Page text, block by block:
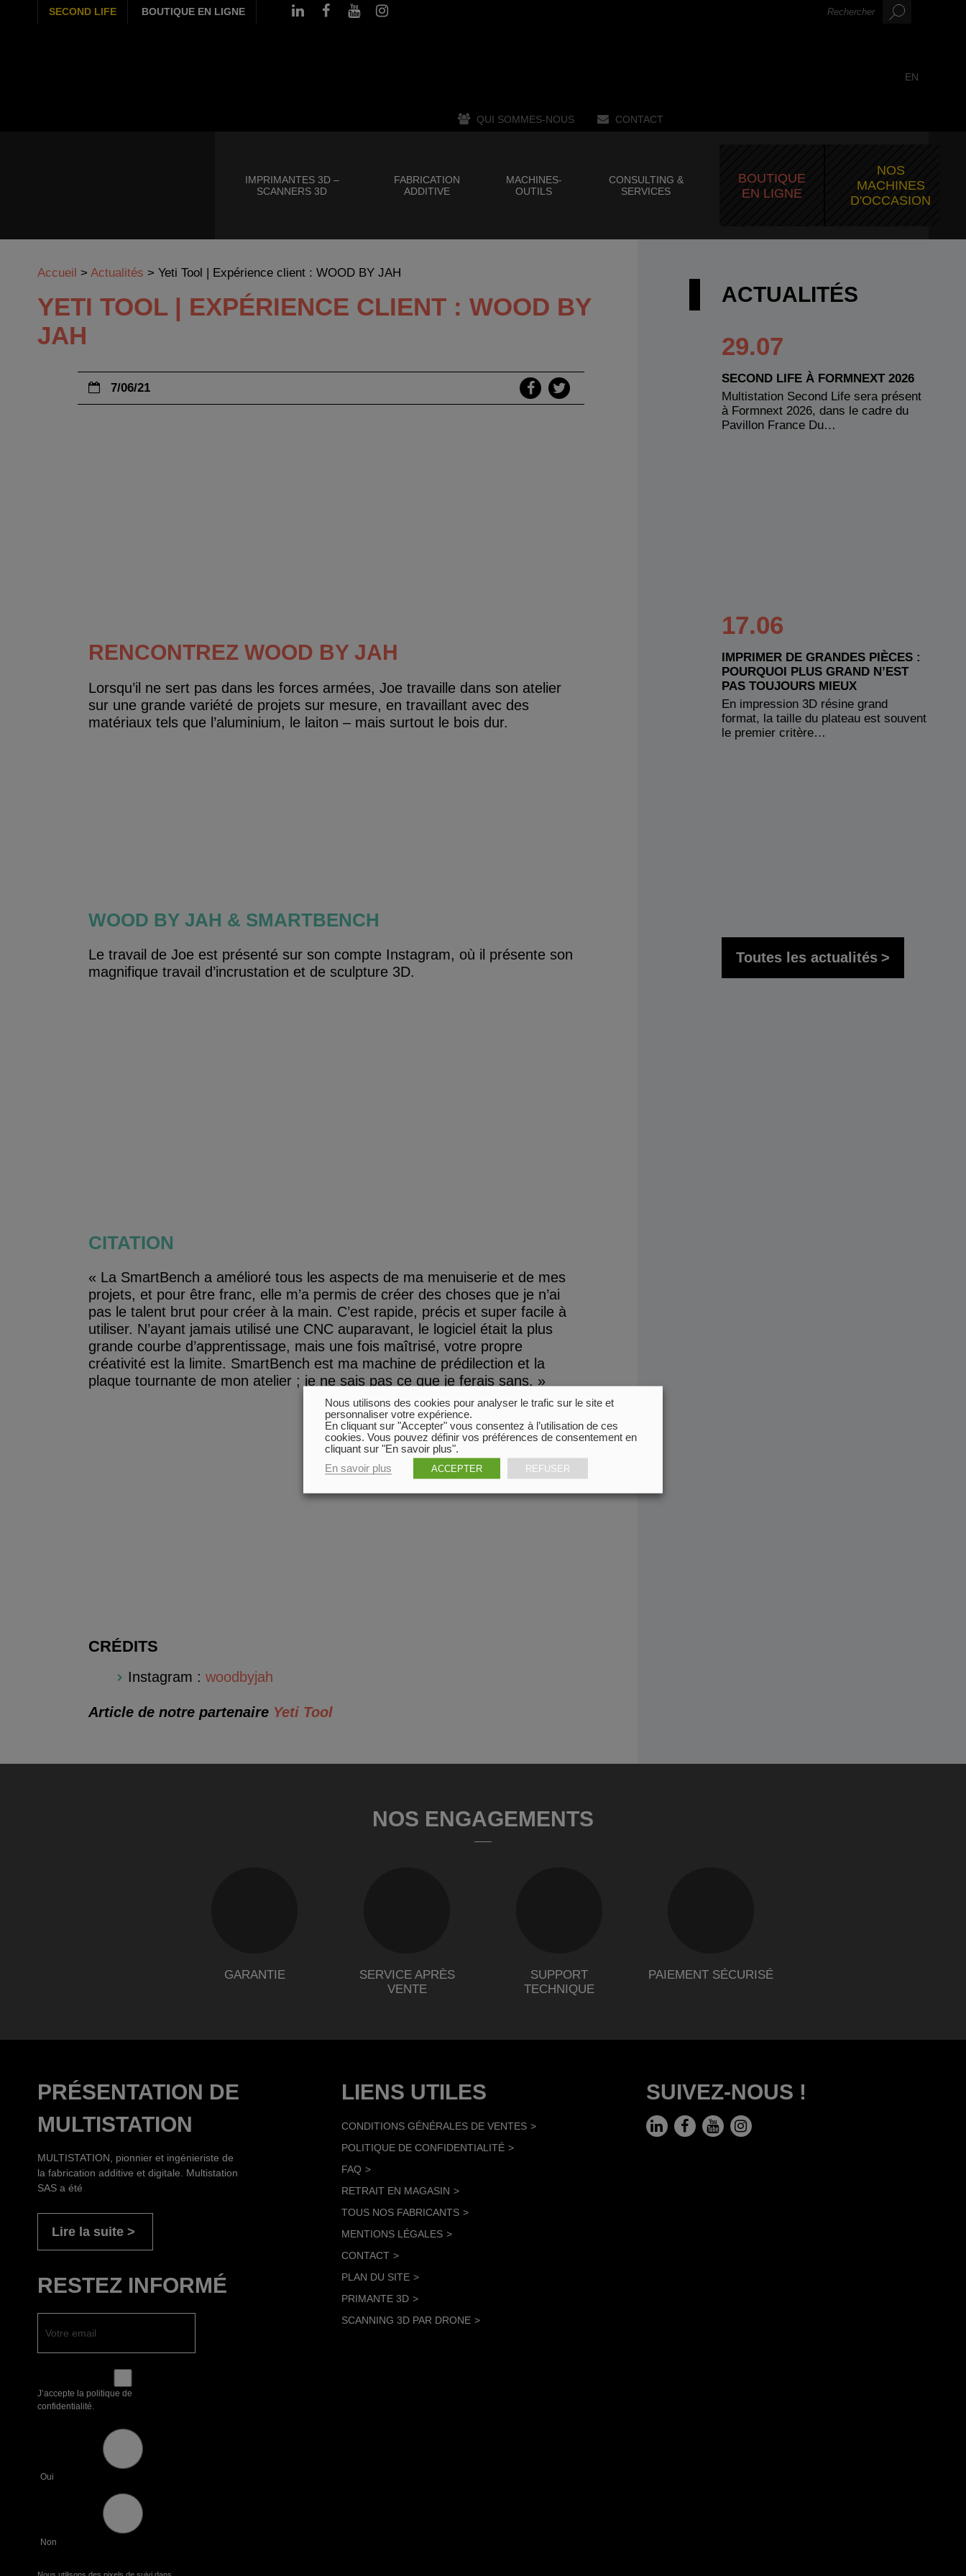
SECOND LIFE BOUTIQUE EN LIGNE
QUI SOMMES-NOUS CONTACT
EN
IMPRIMANTES 3D –
SCANNERS 3D
FABRICATION
ADDITIVE
MACHINES-
OUTILS
CONSULTING &
SERVICES
BOUTIQUE
EN LIGNE
NOS
MACHINES
D'OCCASION
Accueil > Actualités > Yeti Tool | Expérience client : WOOD BY JAH
YETI TOOL | EXPÉRIENCE CLIENT : WOOD BY
JAH
7/06/21
RENCONTREZ WOOD BY JAH
Lorsqu’il ne sert pas dans les forces armées, Joe travaille dans son atelier
sur une grande variété de projets sur mesure, en travaillant avec des
matériaux tels que l’aluminium, le laiton – mais surtout le bois dur.
WOOD BY JAH & SMARTBENCH
Le travail de Joe est présenté sur son compte Instagram, où il présente son
magnifique travail d’incrustation et de sculpture 3D.
CITATION
« La SmartBench a amélioré tous les aspects de ma menuiserie et de mes
projets, et pour être franc, elle m’a permis de créer des choses que je n’ai
pas le talent brut pour créer à la main. C’est rapide, précis et super facile à
utiliser. N’ayant jamais utilisé une CNC auparavant, le logiciel était la plus
grande courbe d’apprentissage, mais une fois maîtrisé, votre propre
créativité est la limite. SmartBench est ma machine de prédilection et la
plaque tournante de mon atelier ; je ne sais pas ce que je ferais sans. »
CRÉDITS
Instagram : woodbyjah
Article de notre partenaire Yeti Tool
ACTUALITÉS
29.07
SECOND LIFE À FORMNEXT 2026
Multistation Second Life sera présent
à Formnext 2026, dans le cadre du
Pavillon France Du…
17.06
IMPRIMER DE GRANDES PIÈCES :
POURQUOI PLUS GRAND N’EST
PAS TOUJOURS MIEUX
En impression 3D résine grand
format, la taille du plateau est souvent
le premier critère…
Toutes les actualités
NOS ENGAGEMENTS
GARANTIE
SERVICE APRÈS
VENTE
SUPPORT
TECHNIQUE
PAIEMENT SÉCURISÉ
PRÉSENTATION DE
MULTISTATION
MULTISTATION, pionnier et ingénieriste de
la fabrication additive et digitale. Multistation
SAS a été
Lire la suite
RESTEZ INFORMÉ
J’accepte la politique de
confidentialité.
Oui
Non
LIENS UTILES
CONDITIONS GÉNÉRALES DE VENTES
POLITIQUE DE CONFIDENTIALITÉ
FAQ
RETRAIT EN MAGASIN
TOUS NOS FABRICANTS
MENTIONS LÉGALES
CONTACT
PLAN DU SITE
PRIMANTE 3D
SCANNING 3D PAR DRONE
SUIVEZ-NOUS !
Nous utilisons des cookies pour analyser le trafic sur le site et
personnaliser votre expérience.
En cliquant sur "Accepter" vous consentez à l’utilisation de ces
cookies. Vous pouvez définir vos préférences de consentement en
cliquant sur "En savoir plus".
En savoir plus
ACCEPTER REFUSER